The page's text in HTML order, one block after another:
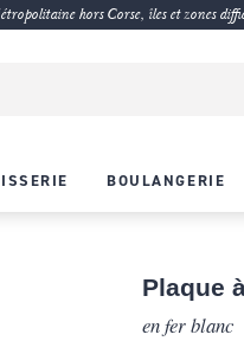
hors Corse, îles et zones
BOULANGERIE
Plaque
en fer blanc